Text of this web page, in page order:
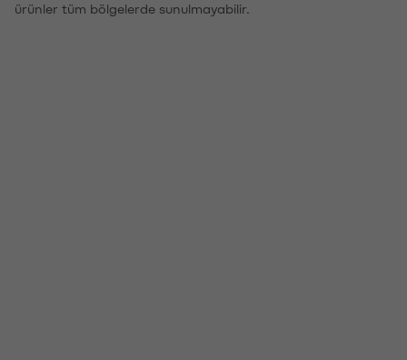
ürünler tüm bölgelerde sunulmayabilir.